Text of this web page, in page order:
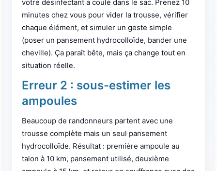
votre désinfectant a coulé dans le sac. Prenez 10
minutes chez vous pour vider la trousse, vérifier
chaque élément, et simuler un geste simple
(poser un pansement hydrocolloïde, bander une
cheville). Ça paraît bête, mais ça change tout en
situation réelle.
Erreur 2 : sous-estimer les
ampoules
Beaucoup de randonneurs partent avec une
trousse complète mais un seul pansement
hydrocolloïde. Résultat : première ampoule au
talon à 10 km, pansement utilisé, deuxième